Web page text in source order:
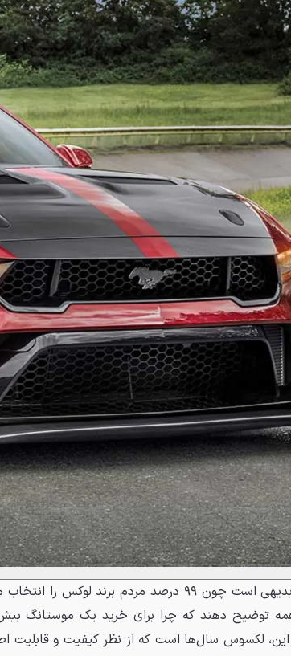
پاسخ این سؤال بدیهی است چون ۹۹ درصد مردم برند
این، لکسوس سال‌ها است که از نظر کیفیت و قابلیت